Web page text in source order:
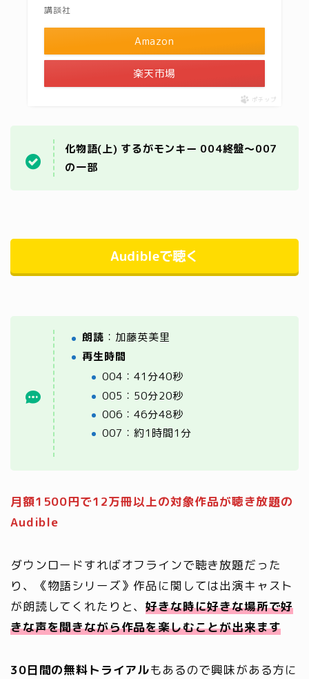
講談社
Amazon
楽天市場
ポチップ
化物語(上) するがモンキー 004終盤～007
の一部
Audibleで聴く
朗読 ：加藤英美里
再生時間
004：41分40秒
005：50分20秒
006：46分48秒
007：約1時間1分
月額1500円で12万冊以上の対象作品が聴き放題の
Audible
ダウンロードすればオフラインで聴き放題だった
り、《物語シリーズ》作品に関しては出演キャスト
が朗読してくれたりと、好きな時に好きな場所で好
きな声を聞きながら作品を楽しむことが出来ます
30日間の無料トライアルもあるので興味がある方に